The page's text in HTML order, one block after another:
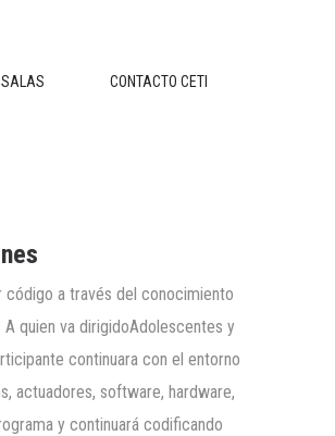
SALAS CONTACTO CETI
a través del conocimiento
quien va dirigidoAdolescentes y
continuara con el entorno
actuadores, software, hardware,
y continuará codificando